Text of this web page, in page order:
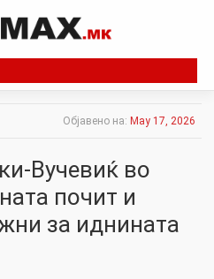
Објавено на: May 17, 2026
Вучевиќ во
почит и
за иднината